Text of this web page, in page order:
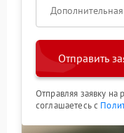
Отправить
Отправляя заявку
соглашаетесь с